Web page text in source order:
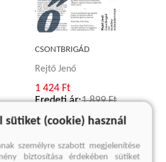
CSONTBRIGÁD
Rejtő Jenő
1 424 Ft
Eredeti ár:1 899 Ft
sütiket (cookie) használ
személyre szabott megjelenítése
biztosítása érdekében sütiket